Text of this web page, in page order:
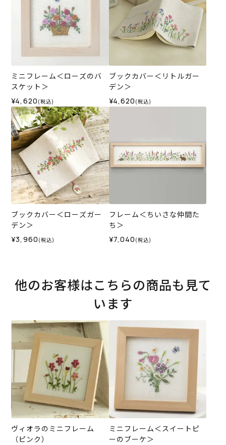
ミニフレーム＜ローズのバ
スケット＞
¥4,620 (税込)
ブックカバー＜リトルガー
デン＞
¥4,620 (税込)
ブックカバー＜ローズガー
デン＞
¥3,960 (税込)
フレーム＜ちいさな仲間た
ち＞
¥7,040 (税込)
他のお客様はこちらの商品も見て
います
ヴィオラのミニフレーム
（ピンク）
ミニフレーム＜スイートピ
ーのブーケ＞